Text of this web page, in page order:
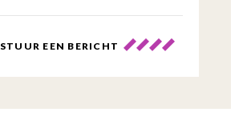
STUUR EEN BERICHT